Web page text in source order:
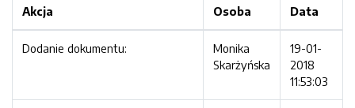
Akcja Osoba Data
Dodanie dokumentu:
Monika
Skarżyńska
19-01-
2018
11:53:03